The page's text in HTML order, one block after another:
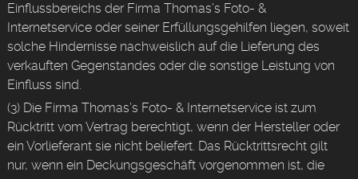
Einflussbereichs der Firma Thomas’s Foto- &
Internetservice oder seiner Erfüllungsgehilfen liegen, soweit
solche Hindernisse nachweislich auf die Lieferung des
verkauften Gegenstandes oder die sonstige Leistung von
Einfluss sind.
(3) Die Firma Thomas’s Foto- & Internetservice ist zum
Rücktritt vom Vertrag berechtigt, wenn der Hersteller oder
ein Vorlieferant sie nicht beliefert. Das Rücktrittsrecht gilt
nur, wenn ein Deckungsgeschäft vorgenommen ist, die